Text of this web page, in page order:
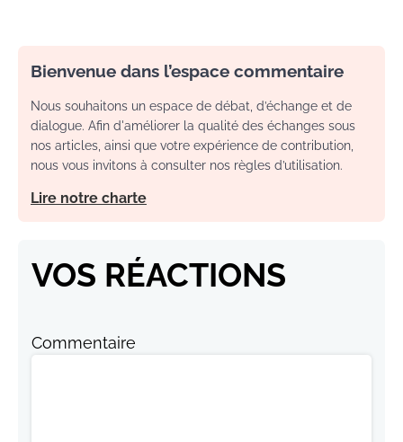
Bienvenue dans l’espace commentaire
Nous souhaitons un espace de débat, d’échange et de
dialogue. Afin d'améliorer la qualité des échanges sous
nos articles, ainsi que votre expérience de contribution,
nous vous invitons à consulter nos règles d’utilisation.
Lire notre charte
VOS RÉACTIONS
Commentaire